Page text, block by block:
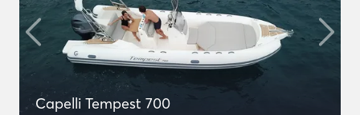
Capelli Tempest 700